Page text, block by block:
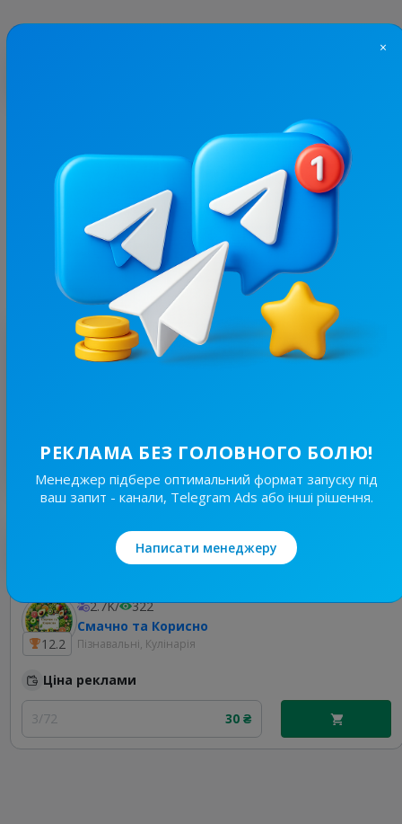
12.2
Смачно та Корисно
Пізнавальні, Кулінарія
Ціна реклами
30 ₴
5 / 2 відгука
Відповіді власника немає
Найкращі за темою
12.2
2.7K/
322
Смачно та Корисно
Пізнавальні, Кулінарія
Ціна реклами
3/72 30 ₴
×
РЕКЛАМА БЕЗ ГОЛОВНОГО БОЛЮ!
Менеджер підбере оптимальний формат запуску під
ваш запит - канали, Telegram Ads або інші рішення.
Написати менеджеру